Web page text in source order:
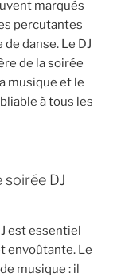
marqués
percutantes
danse. Le DJ
de la soirée
musique et le
à tous les
soirée DJ
est essentiel
envoûtante. Le
musique : il